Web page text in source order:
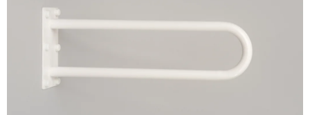
hvězdiček.